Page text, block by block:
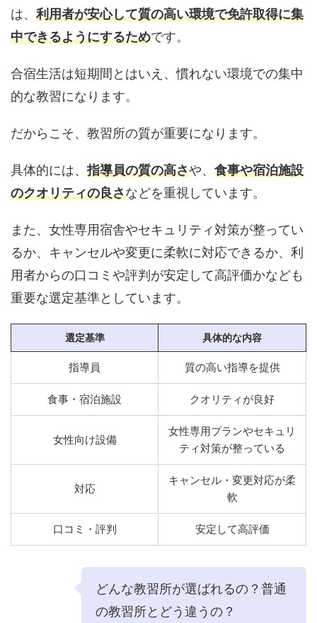
は、 利用者が安心して質の高い環境で免許取得に集
中できるようにするためです。
合宿生活は短期間とはいえ、慣れない環境での集中
的な教習になります。
だからこそ、教習所の質が重要になります。
具体的には、指導員の質の高さや、 食事や宿泊施設
のクオリティの良さなどを重視しています。
また、女性専用宿舎やセキュリティ対策が整ってい
るか、キャンセルや変更に柔軟に対応できるか、利
用者からの口コミや評判が安定して高評価かなども
重要な選定基準としています。
選定基準 具体的な内容
指導員 質の高い指導を提供
食事・宿泊施設 クオリティが良好
女性向け設備
女性専用プランやセキュリ
ティ対策が整っている
対応
キャンセル・変更対応が柔
軟
口コミ・評判 安定して高評価
どんな教習所が選ばれるの？普通
の教習所とどう違うの？